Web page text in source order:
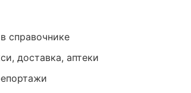
справочнике
доставка, аптеки